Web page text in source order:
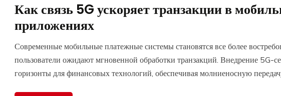
Как связь 5G ускоряет транзакции в
приложениях
Современные мобильные платежные системы становятся все более
пользователи ожидают мгновенной обработки транзакций. Внедрение 5G-
горизонты для финансовых технологий, обеспечивая молниеносную